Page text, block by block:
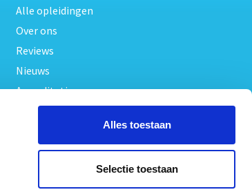
Alles toestaan
Selectie toestaan
Alle opleidingen
Over ons
Reviews
Nieuws
Accreditaties
Algemene voorwaarden
Privacy verklaring